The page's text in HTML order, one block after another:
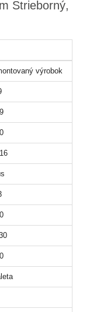
Strieborný,
výrobok